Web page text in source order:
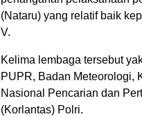
(Nataru) yang relatif baik
V.
Kelima lembaga tersebut
PUPR, Badan Meteorologi,
Nasional Pencarian dan
(Korlantas) Polri.